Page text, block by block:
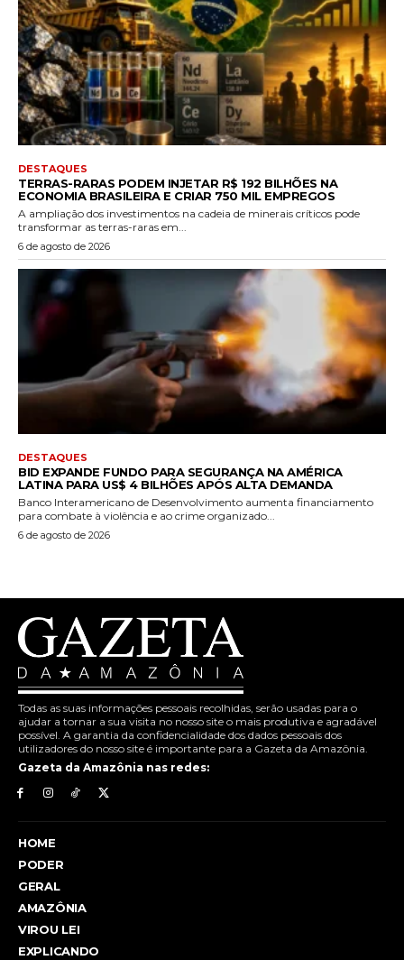
DESTAQUES
TERRAS-RARAS PODEM INJETAR R$ 192 BILHÕES NA
ECONOMIA BRASILEIRA E CRIAR 750 MIL EMPREGOS
A ampliação dos investimentos na cadeia de minerais críticos pode
transformar as terras-raras em...
6 de agosto de 2026
DESTAQUES
BID EXPANDE FUNDO PARA SEGURANÇA NA AMÉRICA
LATINA PARA US$ 4 BILHÕES APÓS ALTA DEMANDA
Banco Interamericano de Desenvolvimento aumenta financiamento
para combate à violência e ao crime organizado...
6 de agosto de 2026
Todas as suas informações pessoais recolhidas, serão usadas para o
ajudar a tornar a sua visita no nosso site o mais produtiva e agradável
possível. A garantia da confidencialidade dos dados pessoais dos
utilizadores do nosso site é importante para a Gazeta da Amazônia.
Gazeta da Amazônia nas redes:
HOME
PODER
GERAL
AMAZÔNIA
VIROU LEI
EXPLICANDO